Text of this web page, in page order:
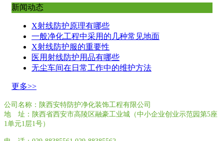
新闻动态
X射线防护原理有哪些
一般净化工程中采用的几种常见地面
X射线防护服的重要性
医用射线防护用品有哪些
无尘车间在日常工作中的维护方法
更多>>
公司名称：陕西安特防护净化装饰工程有限公司
地 址：陕西省西安市高陵区融豪工业城（中小企业创业示范园第5座
1单元1层1号）